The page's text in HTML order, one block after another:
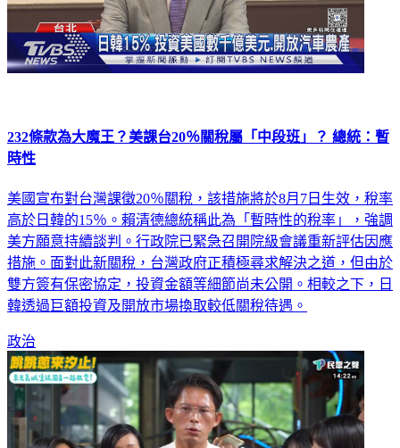
232條款為大魔王？美課台20％關稅屬「中段班」？ 總統：暫
時性
美國宣布對台灣課徵20％關稅，該措施將於8月7日生效，稅率
高於日韓的15％。賴清德總統稱此為「暫時性的稅率」，強調
美方願意持續談判。行政院已緊急召開院級會議重新評估因應
措施。面對此新關稅，台灣政府正積極尋求解決之道，但由於
雙方簽有保密協定，投資金額等細節尚未公開。相較之下，日
韓透過巨額投資及開放市場換取較低關稅待遇。
政治